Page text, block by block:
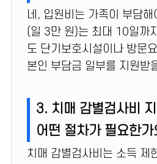
네, 입원비는 가족이 부담해
(일 3만 원)는 최대 10일까
도 단기보호시설이나 방문
본인 부담금 일부를 지원받
3. 치매 감별검사비
어떤 절차가 필요한가
치매 감별검사비는 소득 제